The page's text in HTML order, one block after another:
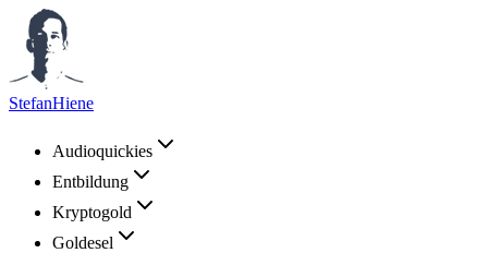
StefanHiene
Audioquickies
Entbildung
Kryptogold
Goldesel